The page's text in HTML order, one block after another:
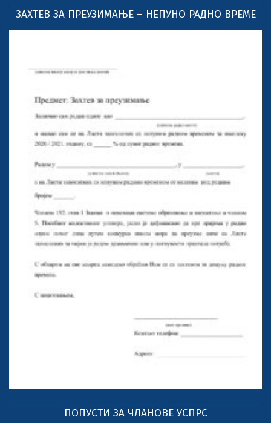
ЗАХТЕВ ЗА ПРЕУЗИМАЊЕ – НЕПУНО РАДНО ВРЕМЕ
ПОПУСТИ ЗА ЧЛАНОВЕ УСПРС